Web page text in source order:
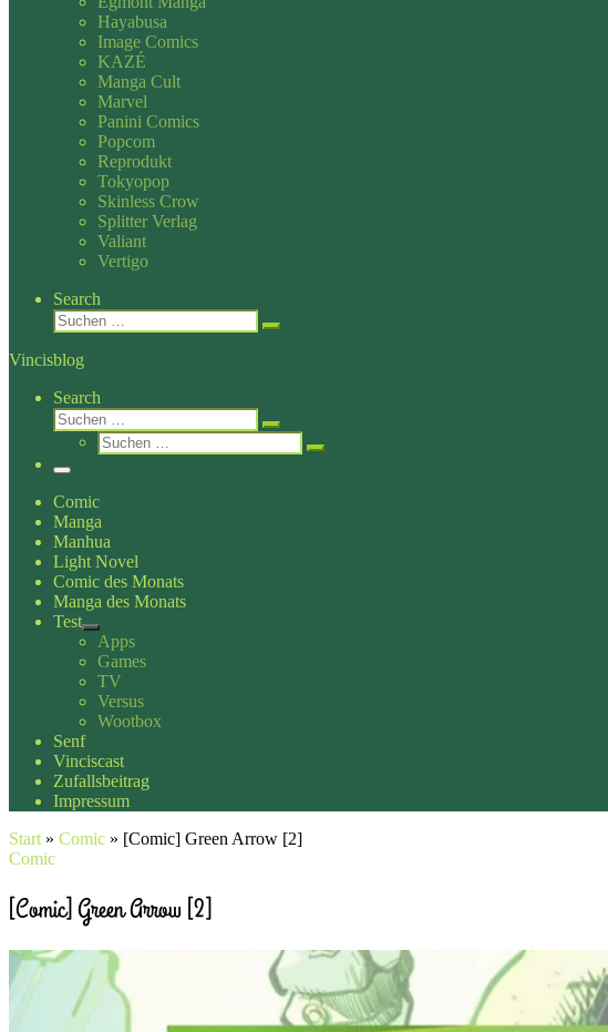
Hayabusa
Image Comics
KAZÉ
Manga Cult
Marvel
Panini Comics
Popcom
Reprodukt
Tokyopop
Skinless Crow
Splitter Verlag
Valiant
Vertigo
Search
Suche
Suchen …
Vincisblog
Search
Suche
Suchen …
Suche
Suchen …
Menü
Comic
Manga
Manhua
Light Novel
Comic des Monats
Manga des Monats
Test
Apps
Games
TV
Versus
Wootbox
Senf
Vinciscast
Zufallsbeitrag
Impressum
Start » Comic » [Comic] Green Arrow [2]
Comic
[Comic] Green Arrow [2]